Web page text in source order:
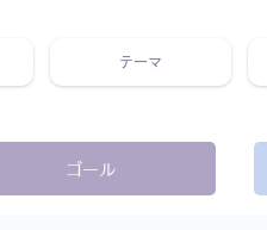
テーマ
ゴール